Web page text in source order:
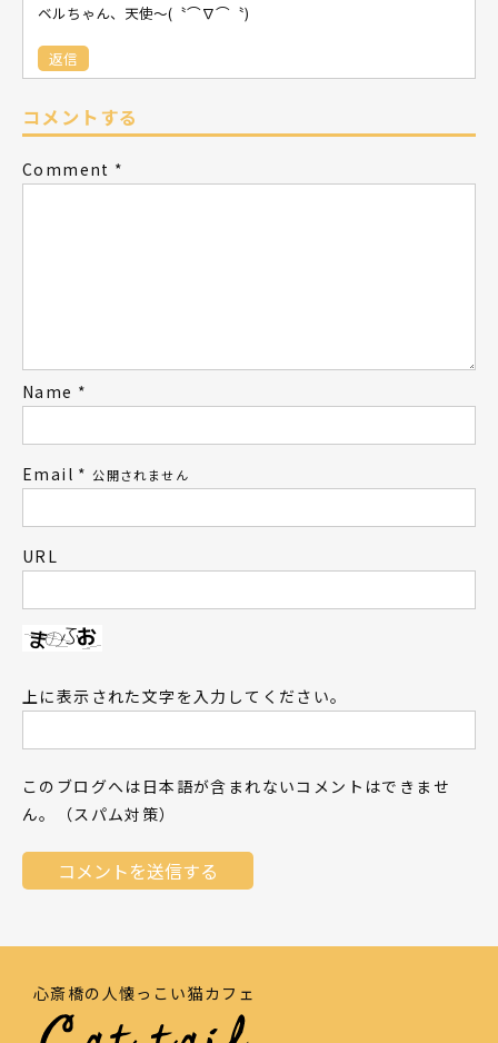
ベルちゃん、天使～(〝⌒∇⌒〝)
返信
コメントする
Comment *
Name *
Email * 公開されません
URL
上に表示された文字を入力してください。
このブログへは日本語が含まれないコメントはできませ
ん。（スパム対策）
心斎橋の人懐っこい猫カフェ